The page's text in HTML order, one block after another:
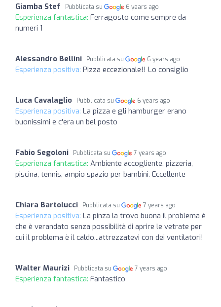
Giamba Stef Pubblicata su 6 years ago
Esperienza fantastica: Ferragosto come sempre da
numeri 1
Alessandro Bellini Pubblicata su 6 years ago
Esperienza positiva: Pizza eccezionale!! Lo consiglio
Luca Cavalaglio Pubblicata su 6 years ago
Esperienza positiva: La pizza e gli hamburger erano
buonissimi e c'era un bel posto
Fabio Segoloni Pubblicata su 7 years ago
Esperienza fantastica: Ambiente accogliente, pizzeria,
piscina, tennis, ampio spazio per bambini. Eccellente
Chiara Bartolucci Pubblicata su 7 years ago
Esperienza positiva: La pinza la trovo buona il problema è
che è verandato senza possibilità di aprire le vetrate per
cui il problema è il caldo...attrezzatevi con dei ventilatori!
Walter Maurizi Pubblicata su 7 years ago
Esperienza fantastica: Fantastico